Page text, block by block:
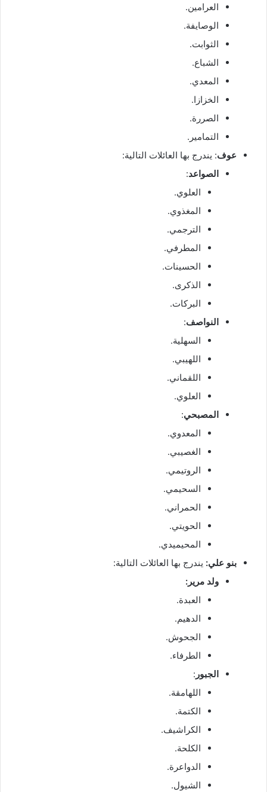
العرامين.
الوصايفة.
الثوابت.
الشباع.
المعدي.
الخزازا.
الصررة.
التمامير.
عوف: يندرج بها العائلات التالية:
الصواعد:
العلوي.
المغذوي.
الترجمي.
المطرفي.
الحسينات.
الذكرى.
البركات.
النواصف:
السهلية.
اللهيبي.
اللقماني.
العلوي.
المصبحي:
المعدوي.
الغصيبي.
الروتيمي.
السحيمي.
الحمراني.
الحويتي.
المحيميدي.
بنو علي: يندرج بها العائلات التالية:
ولد مرير:
العبدة.
الدهيم.
الجحوش.
الطرفاء.
الجبور :
اللهامقة.
الكتمة.
الكراشيف.
الكلحة.
الدواعرة.
الشيول.